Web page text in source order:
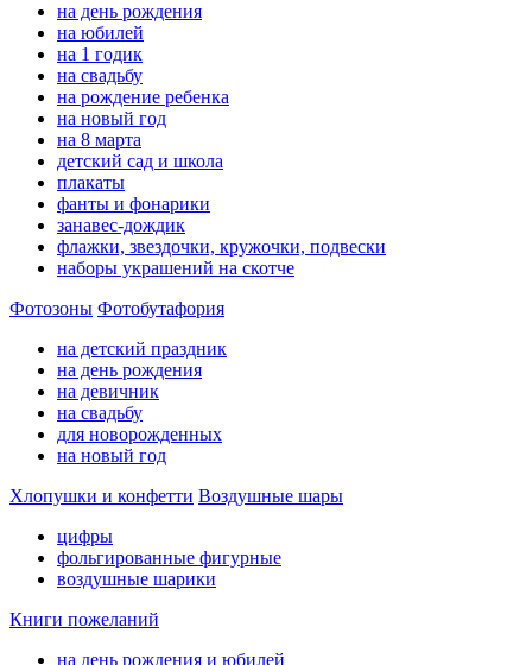
на день рождения
на юбилей
на 1 годик
на свадьбу
на рождение ребенка
на новый год
на 8 марта
детский сад и школа
плакаты
фанты и фонарики
занавес-дождик
флажки, звездочки, кружочки, подвески
наборы украшений на скотче
Фотозоны Фотобутафория
на детский праздник
на день рождения
на девичник
на свадьбу
для новорожденных
на новый год
Хлопушки и конфетти Воздушные шары
цифры
фольгированные фигурные
воздушные шарики
Книги пожеланий
на день рождения и юбилей